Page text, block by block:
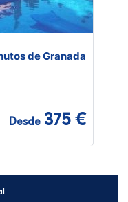
de Granada
Desde 375 €